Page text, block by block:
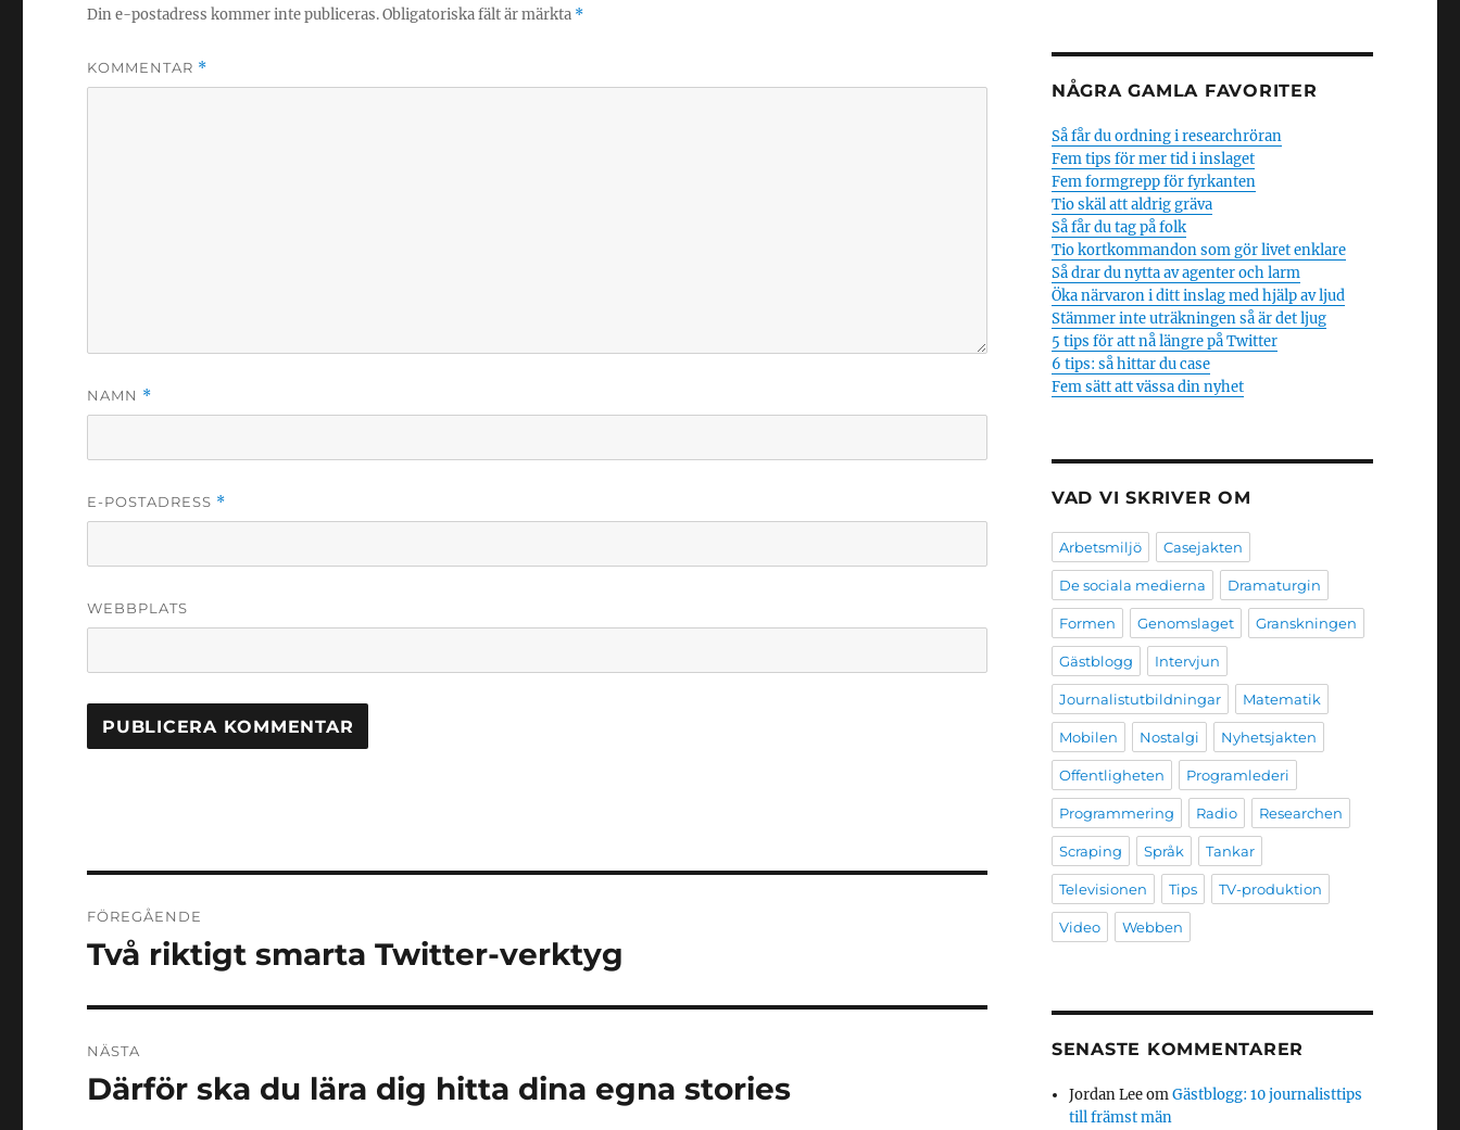
Din e-postadress kommer inte publiceras.Obligatoriska fält är märkta *
KOMMENTAR *
NAMN *
E-POSTADRESS *
WEBBPLATS
FÖREGÅENDE
Föregående
Två riktigt smarta Twitter-verktyg
NÄSTA
Nästa
Därför ska du lära dig hitta dina egna stories
NÅGRA GAMLA FAVORITER
Så får du ordning i researchröran
Fem tips för mer tid i inslaget
Fem formgrepp för fyrkanten
Tio skäl att aldrig gräva
Så får du tag på folk
Tio kortkommandon som gör livet enklare
Så drar du nytta av agenter och larm
Öka närvaron i ditt inslag med hjälp av ljud
Stämmer inte uträkningen så är det ljug
5 tips för att nå längre på Twitter
6 tips: så hittar du case
Fem sätt att vässa din nyhet
VAD VI SKRIVER OM
Arbetsmiljö Casejakten
De sociala medierna Dramaturgin
Formen Genomslaget Granskningen
Gästblogg Intervjun
Journalistutbildningar Matematik
Mobilen Nostalgi Nyhetsjakten
Offentligheten Programlederi
Programmering Radio Researchen
Scraping Språk Tankar
Televisionen Tips TV-produktion
Video Webben
SENASTE KOMMENTARER
Jordan LeeomGästblogg: 10 journalisttips
till främst män